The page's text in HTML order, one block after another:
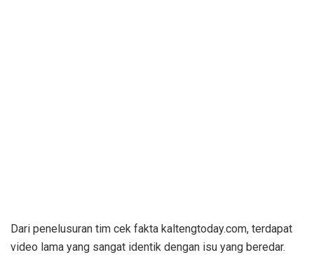
Dari penelusuran tim cek fakta kaltengtoday.com, terdapat
video lama yang sangat identik dengan isu yang beredar.